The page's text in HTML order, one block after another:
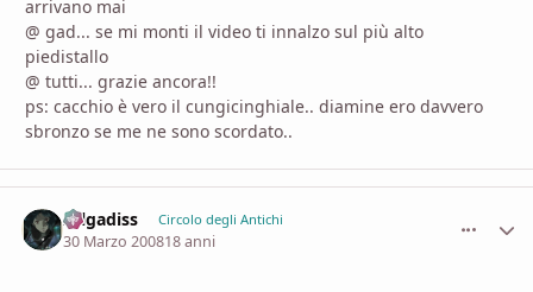
arrivano mai
@ gad... se mi monti il video ti innalzo sul più alto
piedistallo
@ tutti... grazie ancora!!
ps: cacchio è vero il cungicinghiale.. diamine ero davvero
sbronzo se me ne sono scordato..
zelgadiss Circolo degli Antichi
30 Marzo 200818 anni